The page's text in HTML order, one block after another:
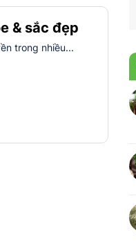
& sắc đẹp
trong nhiều...